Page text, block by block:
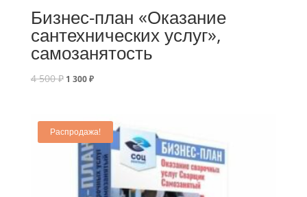
Бизнес-план «Оказание
сантехнических услуг»,
самозанятость
4 500₽ 1 300₽
Распродажа!